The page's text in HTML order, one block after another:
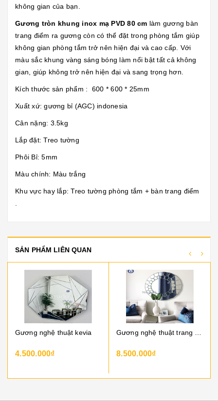
không gian của bạn.
Gương tròn khung inox mạ PVD 80 cm làm gương bàn
trang điểm ra gương còn có thể đặt trong phòng tắm giúp
không gian phòng tắm trở nên hiện đại và cao cấp. Với
màu sắc khung vàng sáng bóng làm nổi bật tất cả không
gian, giúp không trở nên hiện đại và sang trọng hơn.
Kích thước sản phẩm : 600 * 600 * 25mm
Xuất xứ: gương bỉ (AGC) indonesia
Cân nặng: 3.5kg
Lắp đặt: Treo tường
Phôi Bỉ: 5mm
Màu chính: Màu trắng
Khu vực hay lắp: Treo tường phòng tắm + bàn trang điểm
.
SẢN PHẨM LIÊN QUAN
Gương nghệ thuật kevia
4.500.000₫
Gương nghệ thuật trang trí delray mirror
8.500.000₫